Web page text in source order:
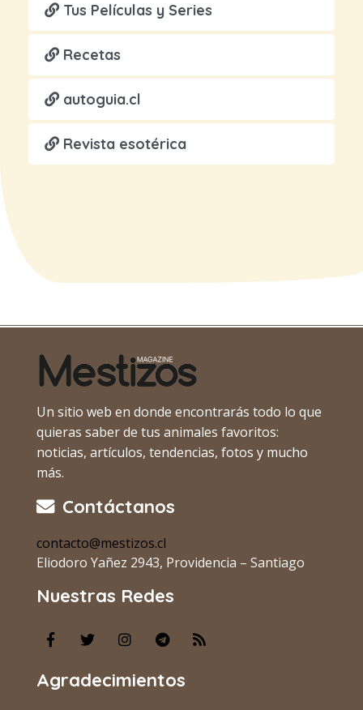
Tus Películas y Series
Recetas
autoguia.cl
Revista esotérica
Un sitio web en donde encontrarás todo lo que
quieras saber de tus animales favoritos:
noticias, artículos, tendencias, fotos y mucho
más.
Contáctanos
contacto@mestizos.cl
Eliodoro Yañez 2943, Providencia – Santiago
Nuestras Redes
Agradecimientos